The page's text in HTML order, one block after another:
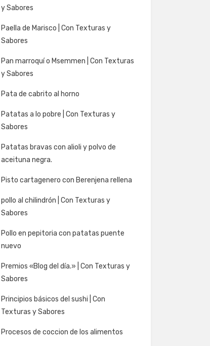
y Sabores
Paella de Marisco | Con Texturas y
Sabores
Pan marroquí o Msemmen | Con Texturas
y Sabores
Pata de cabrito al horno
Patatas a lo pobre | Con Texturas y
Sabores
Patatas bravas con alioli y polvo de
aceituna negra.
Pisto cartagenero con Berenjena rellena
pollo al chilindrón | Con Texturas y
Sabores
Pollo en pepitoria con patatas puente
nuevo
Premios «Blog del día.» | Con Texturas y
Sabores
Principios básicos del sushi | Con
Texturas y Sabores
Procesos de coccion de los alimentos